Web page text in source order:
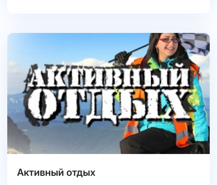
Активный отдых